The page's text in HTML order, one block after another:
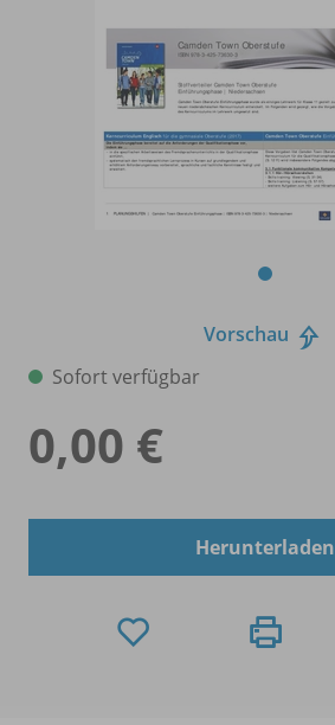
Vorschau
Sofort verfügbar
0,00 €
Herunterladen